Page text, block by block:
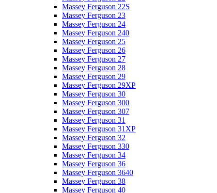
Massey Ferguson 22S
Massey Ferguson 23
Massey Ferguson 24
Massey Ferguson 240
Massey Ferguson 25
Massey Ferguson 26
Massey Ferguson 27
Massey Ferguson 28
Massey Ferguson 29
Massey Ferguson 29XP
Massey Ferguson 30
Massey Ferguson 300
Massey Ferguson 307
Massey Ferguson 31
Massey Ferguson 31XP
Massey Ferguson 32
Massey Ferguson 330
Massey Ferguson 34
Massey Ferguson 36
Massey Ferguson 3640
Massey Ferguson 38
Massey Ferguson 40